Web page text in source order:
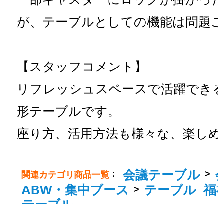
が、テーブルとしての機能は問題
【スタッフコメント】
リフレッシュスペースで活躍で
形テーブルです。
座り方、活用方法も様々な、楽し
関連カテゴリ商品一覧 ： 会議テーブル >
ABW・集中ブース
> テーブル